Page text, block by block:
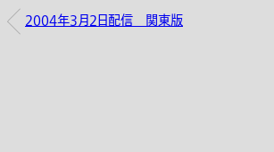
2004年3月2日配信 関東版